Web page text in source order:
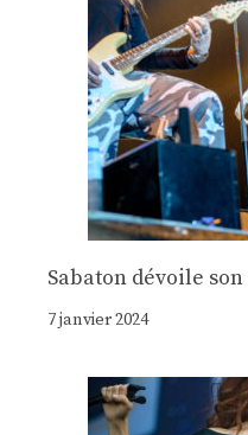
Sabaton dévoile
7 janvier 2024